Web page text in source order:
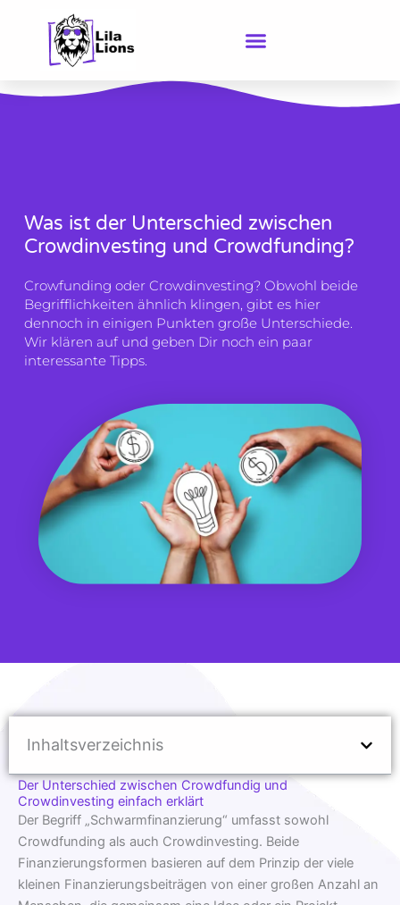
springen
Was ist der Unterschied zwischen
Crowdinvesting und Crowdfunding?
Crowfunding oder Crowdinvesting? Obwohl beide
Begrifflichkeiten ähnlich klingen, gibt es hier
dennoch in einigen Punkten große Unterschiede.
Wir klären auf und geben Dir noch ein paar
interessante Tipps.
Inhaltsverzeichnis
Der Unterschied zwischen Crowdfundig und
Crowdinvesting einfach erklärt
Der Begriff „Schwarmfinanzierung“ umfasst sowohl
Crowdfunding als auch Crowdinvesting. Beide
Finanzierungsformen basieren auf dem Prinzip der viele
kleinen Finanzierungsbeiträgen von einer großen Anzahl an